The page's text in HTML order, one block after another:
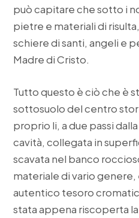
può capitare che sotto i
pietre e materiali di
schiere di santi, angeli e
Madre di Cristo.
Tutto questo è ciò che è
sottosuolo del centro
proprio li, a due passi
cavità, collegata in
scavata nel banco
materiale di vario
autentico tesoro
stata appena riscoperta la